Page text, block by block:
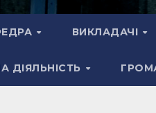
ВИКЛАДАЧІ
ДІЯЛЬНІСТЬ